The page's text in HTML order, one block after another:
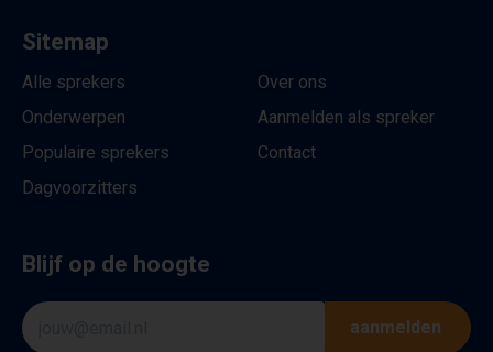
Sitemap
Alle sprekers
Onderwerpen
Populaire sprekers
Dagvoorzitters
Over ons
Aanmelden als spreker
Contact
Blijf op de hoogte
aanmelden